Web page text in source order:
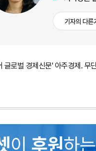
기자의 다른
로벌 경제신문' 아주경제. 무